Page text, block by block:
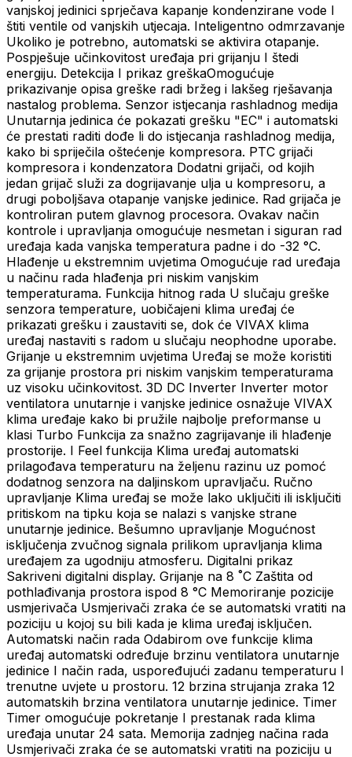
vanjskoj jedinici sprječava kapanje kondenzirane vode I
štiti ventile od vanjskih utjecaja. Inteligentno odmrzavanje
Ukoliko je potrebno, automatski se aktivira otapanje.
Pospješuje učinkovitost uređaja pri grijanju I štedi
energiju. Detekcija I prikaz greškaOmogućuje
prikazivanje opisa greške radi bržeg i lakšeg rješavanja
nastalog problema. Senzor istjecanja rashladnog medija
Unutarnja jedinica će pokazati grešku "EC" i automatski
će prestati raditi dođe li do istjecanja rashladnog medija,
kako bi spriječila oštećenje kompresora. PTC grijači
kompresora i kondenzatora Dodatni grijači, od kojih
jedan grijač služi za dogrijavanje ulja u kompresoru, a
drugi poboljšava otapanje vanjske jedinice. Rad grijača je
kontroliran putem glavnog procesora. Ovakav način
kontrole i upravljanja omogućuje nesmetan i siguran rad
uređaja kada vanjska temperatura padne i do -32 °C.
Hlađenje u ekstremnim uvjetima Omogućuje rad uređaja
u načinu rada hlađenja pri niskim vanjskim
temperaturama. Funkcija hitnog rada U slučaju greške
senzora temperature, uobičajeni klima uređaj će
prikazati grešku i zaustaviti se, dok će VIVAX klima
uređaj nastaviti s radom u slučaju neophodne uporabe.
Grijanje u ekstremnim uvjetima Uređaj se može koristiti
za grijanje prostora pri niskim vanjskim temperaturama
uz visoku učinkovitost. 3D DC Inverter Inverter motor
ventilatora unutarnje i vanjske jedinice osnažuje VIVAX
klima uređaje kako bi pružile najbolje preformanse u
klasi Turbo Funkcija za snažno zagrijavanje ili hlađenje
prostorije. I Feel funkcija Klima uređaj automatski
prilagođava temperaturu na željenu razinu uz pomoć
dodatnog senzora na daljinskom upravljaču. Ručno
upravljanje Klima uređaj se može lako uključiti ili isključiti
pritiskom na tipku koja se nalazi s vanjske strane
unutarnje jedinice. Bešumno upravljanje Mogućnost
isključenja zvučnog signala prilikom upravljanja klima
uređajem za ugodniju atmosferu. Digitalni prikaz
Sakriveni digitalni display. Grijanje na 8 ˚C Zaštita od
pothlađivanja prostora ispod 8 °C Memoriranje pozicije
usmjerivača Usmjerivači zraka će se automatski vratiti na
poziciju u kojoj su bili kada je klima uređaj isključen.
Automatski način rada Odabirom ove funkcije klima
uređaj automatski određuje brzinu ventilatora unutarnje
jedinice I način rada, uspoređujući zadanu temperaturu I
trenutne uvjete u prostoru. 12 brzina strujanja zraka 12
automatskih brzina ventilatora unutarnje jedinice. Timer
Timer omogućuje pokretanje I prestanak rada klima
uređaja unutar 24 sata. Memorija zadnjeg načina rada
Usmjerivači zraka će se automatski vratiti na poziciju u